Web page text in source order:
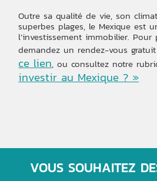
Outre sa qualité de vie, son
superbes plages, le Mexique est
l’investissement immobilier. Pour
demandez un rendez-vous gratuit
ce lien, ou consultez notre
investir au Mexique ? »
VOUS SOUHAITEZ